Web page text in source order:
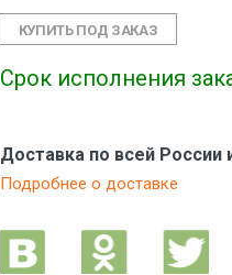
Срок исполнения
Доставка по всей России
Подробнее о доставке